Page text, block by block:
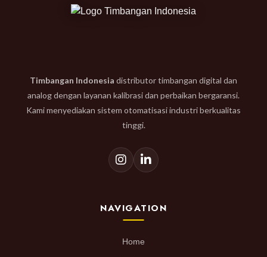
Timbangan Indonesia distributor timbangan digital dan
analog dengan layanan kalibrasi dan perbaikan bergaransi.
Kami menyediakan sistem otomatisasi industri berkualitas
tinggi.
NAVIGATION
Home